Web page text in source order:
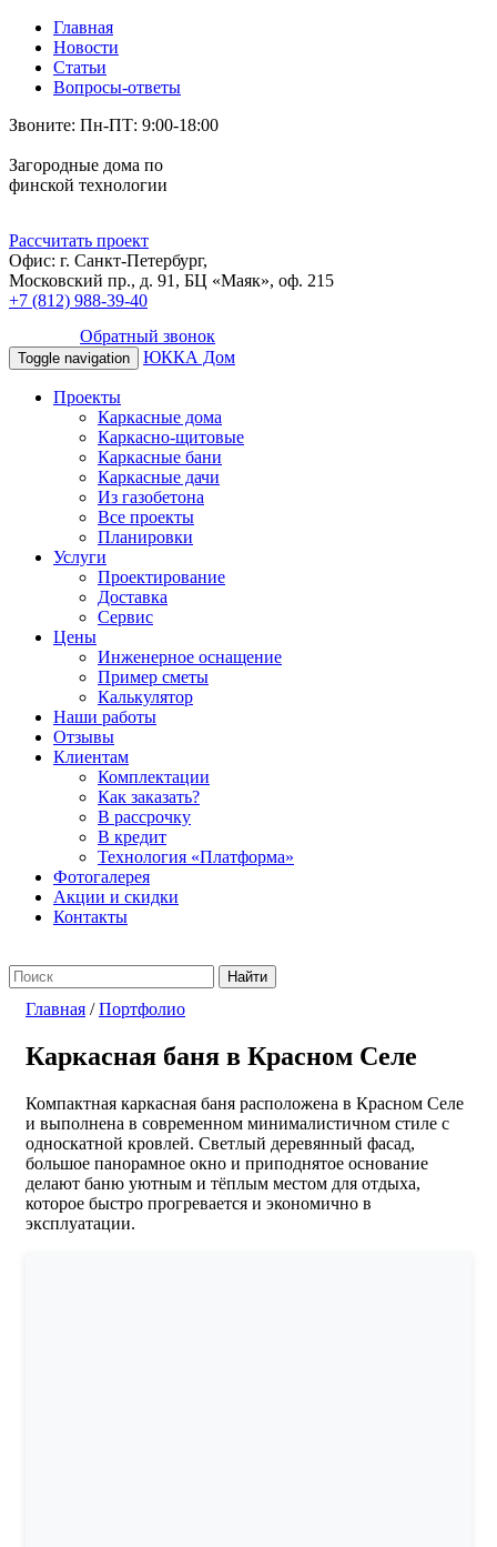
Главная
Новости
Статьи
Вопросы-ответы
Звоните: Пн-ПТ: 9:00-18:00
Загородные дома по
финской технологии
Рассчитать проект
Офис: г. Санкт-Петербург,
Московский пр., д. 91, БЦ «Маяк», оф. 215
+7 (812) 988-39-40
Обратный звонок
Toggle navigation ЮККА Дом
Проекты
Каркасные дома
Каркасно-щитовые
Каркасные бани
Каркасные дачи
Из газобетона
Все проекты
Планировки
Услуги
Проектирование
Доставка
Сервис
Цены
Инженерное оснащение
Пример сметы
Калькулятор
Наши работы
Отзывы
Клиентам
Комплектации
Как заказать?
В рассрочку
В кредит
Технология «Платформа»
Фотогалерея
Акции и скидки
Контакты
Главная /Портфолио
Каркасная баня в Красном Селе
Компактная каркасная баня расположена в Красном Селе
и выполнена в современном минималистичном стиле с
односкатной кровлей. Светлый деревянный фасад,
большое панорамное окно и приподнятое основание
делают баню уютным и тёплым местом для отдыха,
которое быстро прогревается и экономично в
эксплуатации.